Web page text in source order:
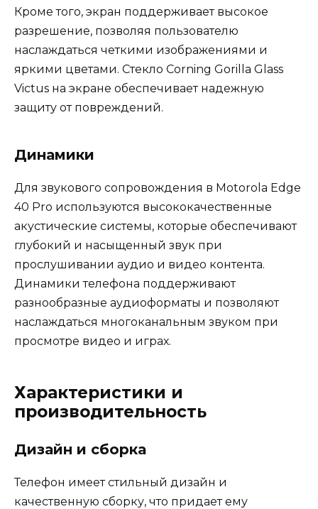
Кроме того, экран поддерживает высокое
разрешение, позволяя пользователю
наслаждаться четкими изображениями и
яркими цветами. Стекло Corning Gorilla Glass
Victus на экране обеспечивает надежную
защиту от повреждений.
Динамики
Для звукового сопровождения в Motorola Edge
40 Pro используются высококачественные
акустические системы, которые обеспечивают
глубокий и насыщенный звук при
прослушивании аудио и видео контента.
Динамики телефона поддерживают
разнообразные аудиоформаты и позволяют
наслаждаться многоканальным звуком при
просмотре видео и играх.
Характеристики и
производительность
Дизайн и сборка
Телефон имеет стильный дизайн и
качественную сборку, что придает ему